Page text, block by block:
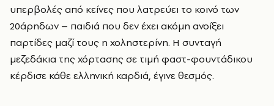
υπερβολές από κείνες που λατρεύει το κοινό των
20άρηδων – παιδιά που δεν έχει ακόμη ανοίξει
παρτίδες μαζί τους η χοληστερίνη. Η συνταγή
μεζεδάκια της χόρτασης σε τιμή φαστ-φουντάδικου
κέρδισε κάθε ελληνική καρδιά, έγινε θεσμός.